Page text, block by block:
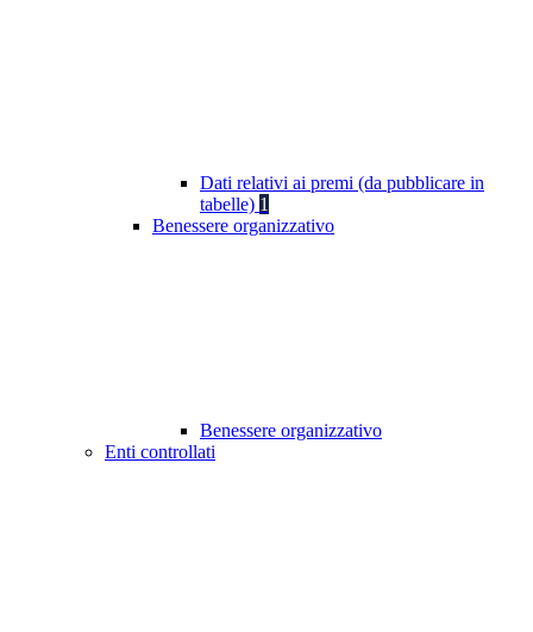
Dati relativi ai premi (da pubblicare in
tabelle) 1
Benessere organizzativo
Benessere organizzativo
Enti controllati